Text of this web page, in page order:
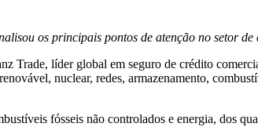
os principais pontos de atenção no setor de
Trade, líder global em seguro de crédito
nuclear, redes, armazenamento,
fósseis não controlados e energia, dos